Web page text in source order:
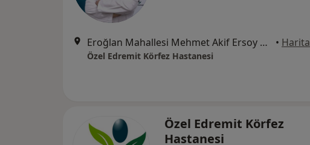
Eroğlan Mahallesi Mehmet Akif Ersoy Caddesi No:1, Edremit • Harita
Özel Edremit Körfez Hastanesi
Özel Edremit Körfez
Hastanesi